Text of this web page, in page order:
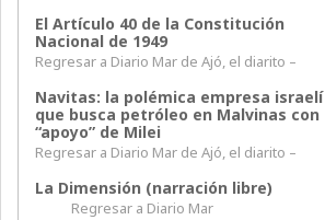
El Artículo 40 de la Constitución
Nacional de 1949
Regresar a Diario Mar de Ajó, el diarito –
Navitas: la polémica empresa israelí
que busca petróleo en Malvinas con
“apoyo” de Milei
Regresar a Diario Mar de Ajó, el diarito –
La Dimensión (narración libre)
Regresar a Diario Mar